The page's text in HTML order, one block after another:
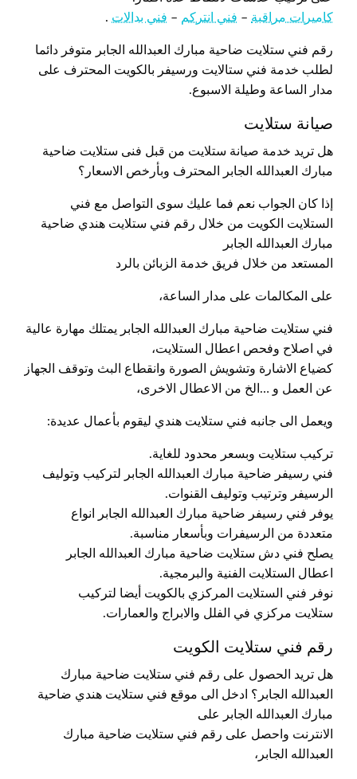
كاميرات مراقبة – فني انتركم – فني بدالات .
رقم فني ستلايت ضاحية مبارك العبدالله الجابر متوفر دائما
لطلب خدمة فني ستالايت ورسيفر بالكويت المحترف على
مدار الساعة وطيلة الاسبوع.
صيانة ستلايت
هل تريد خدمة صيانة ستلايت من قبل فنى ستلايت ضاحية
مبارك العبدالله الجابر المحترف وبأرخص الاسعار؟
إذا كان الجواب نعم فما عليك سوى التواصل مع فني
الستلايت الكويت من خلال رقم فني ستلايت هندي ضاحية
مبارك العبدالله الجابر
المستعد من خلال فريق خدمة الزبائن بالرد
على المكالمات على مدار الساعة،
فني ستلايت ضاحية مبارك العبدالله الجابر يمتلك مهارة عالية
في اصلاح وفحص اعطال الستلايت،
كضياع الاشارة وتشويش الصورة وانقطاع البث وتوقف الجهاز
عن العمل و …الخ من الاعطال الاخرى،
ويعمل الى جانبه فني ستلايت هندي ليقوم بأعمال عديدة:
تركيب ستلايت وبسعر محدود للغاية.
فني رسيفر ضاحية مبارك العبدالله الجابر لتركيب وتوليف
الرسيفر وترتيب وتوليف القنوات.
يوفر فني رسيفر ضاحية مبارك العبدالله الجابر انواع
متعددة من الرسيفرات وبأسعار مناسبة.
يصلح فني دش ستلايت ضاحية مبارك العبدالله الجابر
اعطال الستلايت الفنية والبرمجية.
نوفر فني الستلايت المركزي بالكويت أيضا لتركيب
ستلايت مركزي في الفلل والابراج والعمارات.
رقم فني ستلايت الكويت
هل تريد الحصول على رقم فني ستلايت ضاحية مبارك
العبدالله الجابر؟ ادخل الى موقع فني ستلايت هندي ضاحية
مبارك العبدالله الجابر على
الانترنت واحصل على رقم فني ستلايت ضاحية مبارك
العبدالله الجابر،